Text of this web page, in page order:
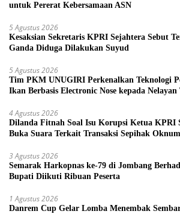
untuk Pererat Kebersamaan ASN
5 Agustus 2026
Kesaksian Sekretaris KPRI Sejahtera Sebut
Ganda Diduga Dilakukan Suyud
5 Agustus 2026
Tim PKM UNUGIRI Perkenalkan Teknologi
Ikan Berbasis Electronic Nose kepada Nelayan
4 Agustus 2026
Dilanda Fitnah Soal Isu Korupsi Ketua KPRI
Buka Suara Terkait Transaksi Sepihak
3 Agustus 2026
Semarak Harkopnas ke-79 di Jombang
Bupati Diikuti Ribuan Peserta
1 Agustus 2026
Danrem Cup Gelar Lomba Menembak